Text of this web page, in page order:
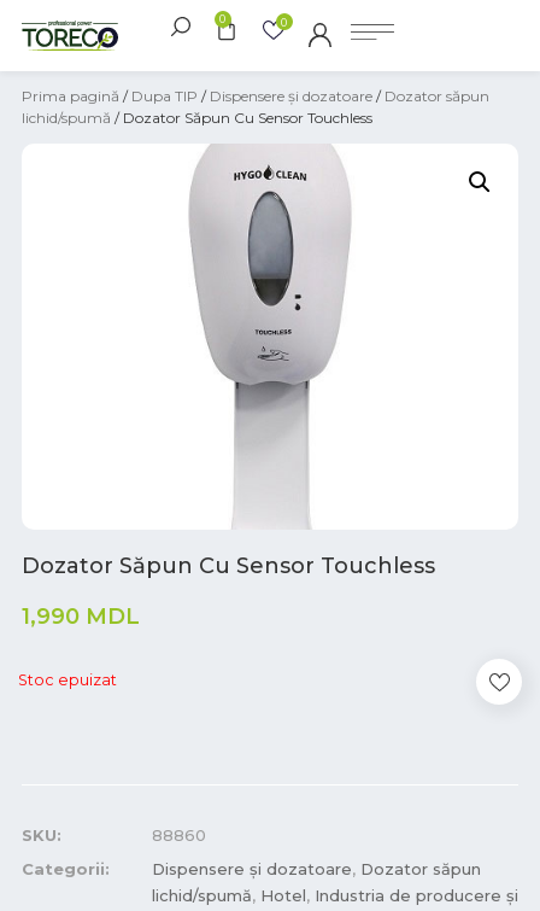
0 0
Prima pagină / Dupa TIP / Dispensere și dozatoare / Dozator săpun
lichid/spumă / Dozator Săpun Cu Sensor Touchless
Dozator Săpun Cu Sensor Touchless
1,990 MDL
Stoc epuizat
SKU:
88860
Categorii:
Dispensere și dozatoare, Dozator săpun
lichid/spumă, Hotel, Industria de producere și